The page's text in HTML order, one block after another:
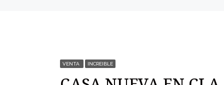
VENTA INCREIBLE